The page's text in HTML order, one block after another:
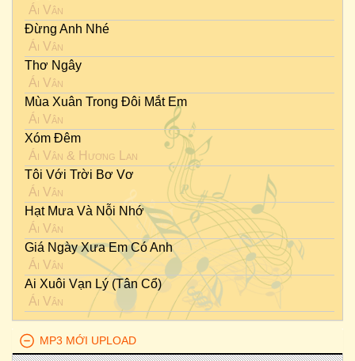
Ái Vân
Đừng Anh Nhé
Ái Vân
Thơ Ngây
Ái Vân
Mùa Xuân Trong Đôi Mắt Em
Ái Vân
Xóm Đêm
Ái Vân & Hương Lan
Tôi Với Trời Bơ Vơ
Ái Vân
Hạt Mưa Và Nỗi Nhớ
Ái Vân
Giá Ngày Xưa Em Có Anh
Ái Vân
Ai Xuôi Vạn Lý (Tân Cổ)
Ái Vân
MP3 MỚI UPLOAD